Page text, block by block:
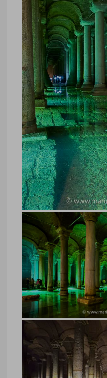
Turquie, Citerne
Turquie, Citerne
Marie-Ange Ostré
Turquie, Citerne